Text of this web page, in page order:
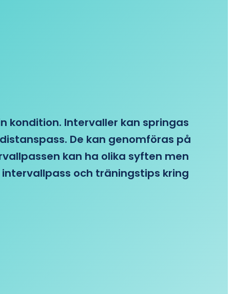
kondition. Intervaller kan springas
De kan genomföras på
kan ha olika syften men
och träningstips kring